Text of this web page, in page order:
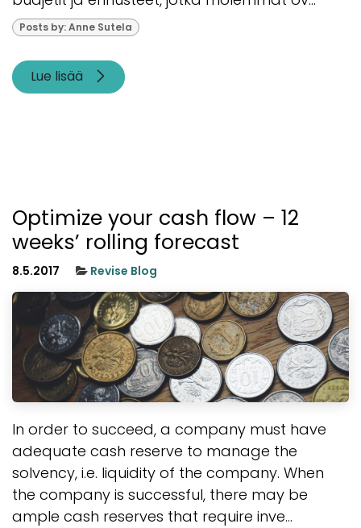
Posts by: Anne Sutela
Lue lisää
Optimize your cash flow – 12
weeks’ rolling forecast
8.5.2017 Revise Blog
In order to succeed, a company must have
adequate cash reserve to manage the
solvency, i.e. liquidity of the company. When
the company is successful, there may be
ample cash reserves that require inve...